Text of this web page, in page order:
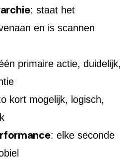
: staat het
en is scannen
primaire actie, duidelijk,
kort mogelijk, logisch,
: elke seconde